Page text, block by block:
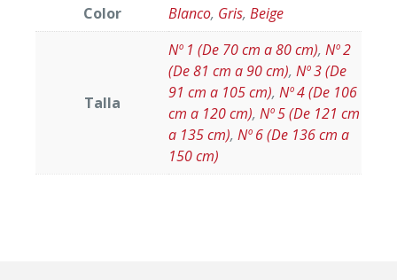
Color Blanco, Gris, Beige
Talla
Nº 1 (De 70 cm a 80 cm), Nº 2
(De 81 cm a 90 cm), Nº 3 (De
91 cm a 105 cm), Nº 4 (De 106
cm a 120 cm), Nº 5 (De 121 cm
a 135 cm), Nº 6 (De 136 cm a
150 cm)